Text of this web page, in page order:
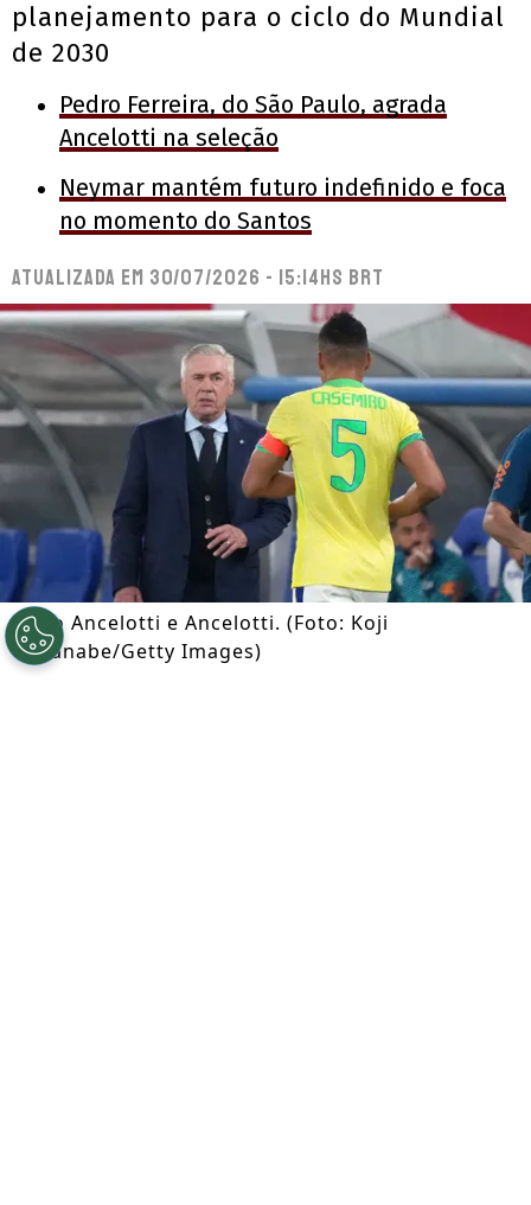
planejamento para o ciclo do Mundial
de 2030
Pedro Ferreira, do São Paulo, agrada
Ancelotti na seleção
Neymar mantém futuro indefinido e foca
no momento do Santos
Atualizada em 30/07/2026 - 15:14hs BRT
Carlo Ancelotti e Ancelotti. (Foto: Koji
Watanabe/Getty Images)